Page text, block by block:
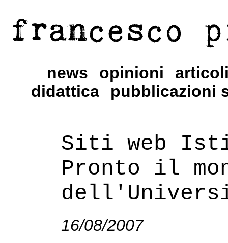
francesco
news opinioni
didattica
pubblicazioni
Siti web
Pronto il
16/08/2007